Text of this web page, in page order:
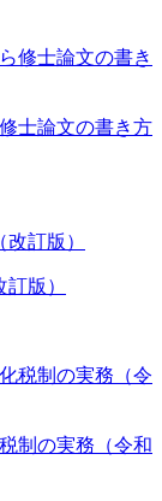
士論文の書き方
版）
制の実務（令和